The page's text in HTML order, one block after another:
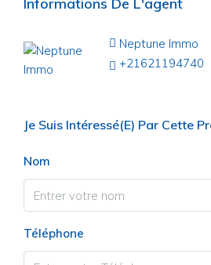
Neptune Immo
+21621194740
Je Suis Intéressé(e) Par Cette
Nom
Téléphone